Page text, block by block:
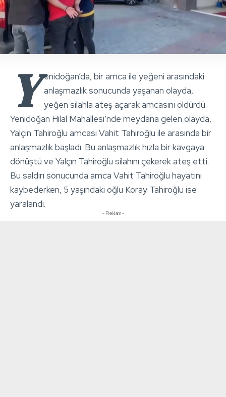
Y enidoğan’da, bir amca ile yeğeni arasındaki
anlaşmazlık sonucunda yaşanan olayda,
yeğen silahla ateş açarak amcasını öldürdü.
Yenidoğan Hilal Mahallesi’nde meydana gelen olayda,
Yalçın Tahiroğlu amcası Vahit Tahiroğlu ile arasında bir
anlaşmazlık başladı. Bu anlaşmazlık hızla bir kavgaya
dönüştü ve Yalçın Tahiroğlu silahını çekerek ateş etti.
Bu saldırı sonucunda amca Vahit Tahiroğlu hayatını
kaybederken, 5 yaşındaki oğlu Koray Tahiroğlu ise
yaralandı.
- Reklam -